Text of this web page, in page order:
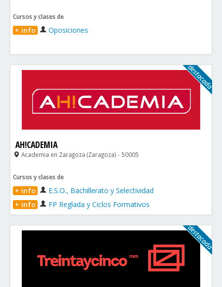
Cursos y clases de
+ info Oposiciones
AH!CADEMIA
Academia en Zaragoza (Zaragoza) - 50005
Cursos y clases de
+ info
E.S.O., Bachillerato y Selectividad
+ info
FP Reglada y Ciclos Formativos